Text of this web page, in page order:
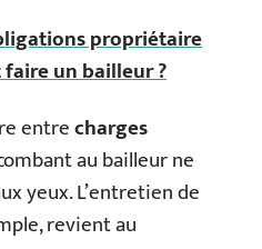
propriétaire
un bailleur ?
entrecharges
au bailleur ne
yeux. L’entretien de
revient au